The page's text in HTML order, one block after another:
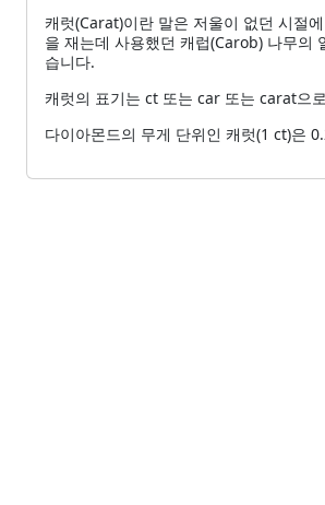
캐럿(Carat)이란 말은 저울이 없던 시절
을 재는데 사용했던 캐럽(Carob) 나무의
습니다.
캐럿의 표기는 ct 또는 car 또는 carat으
다이아몬드의 무게 단위인 캐럿(1 ct)은